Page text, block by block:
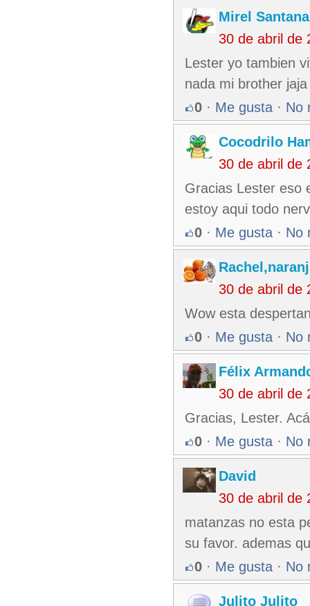
Mirel Santana
30 de abril de
Lester yo tambien
nada mi brother jaja
0 · Me gusta · No
Cocodrilo
30 de abril de
Gracias Lester eso
estoy aqui todo
0 · Me gusta · No
30 de abril de
Wow esta
0 · Me gusta · No
Félix
30 de abril de
Gracias, Lester.
0 · Me gusta · No
David
30 de abril de
matanzas no esta
su favor. ademas
0 · Me gusta · No
Julito Julito